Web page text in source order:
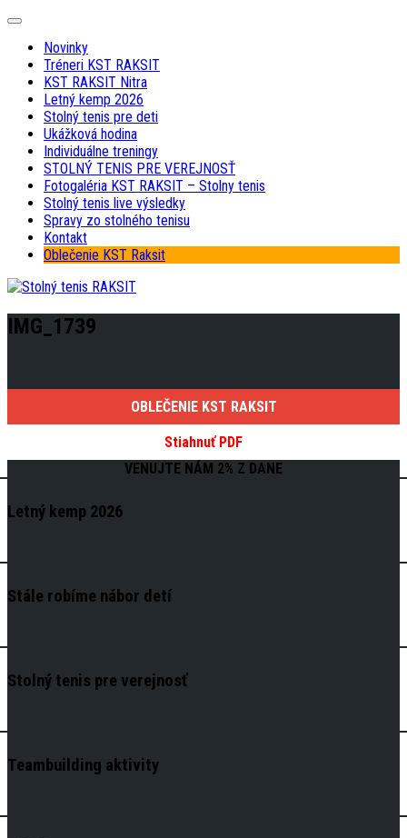
Skip
content
Expand
Novinky
Tréneri KST RAKSIT
KST RAKSIT Nitra
Letný kemp 2026
Stolný tenis pre deti
Ukážková hodina
Individuálne treningy
STOLNÝ TENIS PRE VEREJNOSŤ
Fotogaléria KST RAKSIT – Stolny tenis
Stolný tenis live výsledky
Spravy zo stolného tenisu
Kontakt
Oblečenie KST Raksit
IMG_1739
OBLEČENIE KST RAKSIT
Stiahnuť PDF
VENUJTE NÁM 2% Z DANE
Letný kemp 2026
Stále robíme nábor detí
Stolný tenis pre verejnosť
Teambuilding aktivity